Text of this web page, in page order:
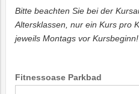
Bitte beachten Sie bei der
Altersklassen, nur ein Kurs pro
jeweils Montags vor Kursbeginn!
Fitnessoase Parkbad